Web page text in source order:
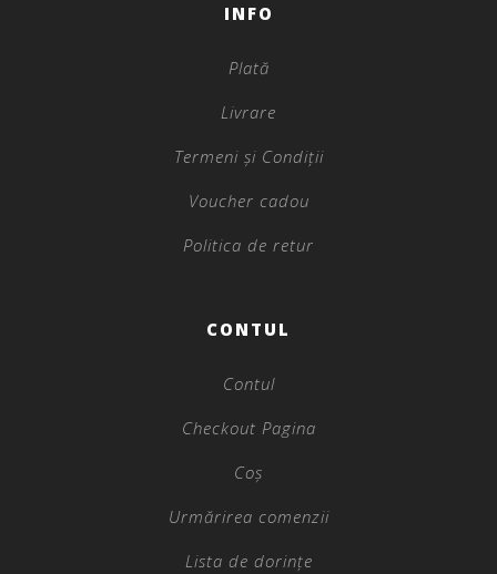
INFO
Plată
Livrare
Termeni și Condiții
Voucher cadou
Politica de retur
CONTUL
Contul
Checkout Pagina
Coș
Urmărirea comenzii
Lista de dorințe